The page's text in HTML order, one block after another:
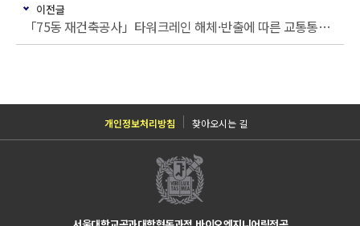
이전글
「75동 재건축공사」타워크레인 해체·반출에 따른 교통통제 안내
개인정보처리방침 찾아오시는 길